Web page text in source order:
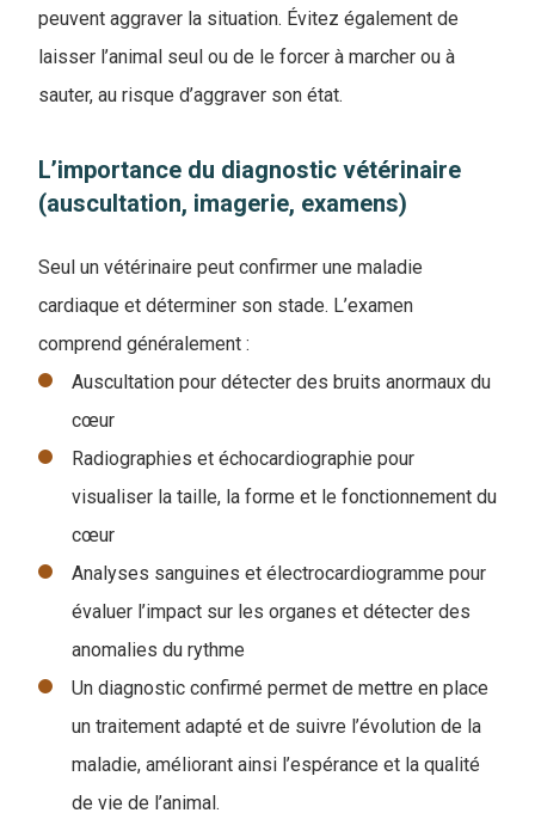
peuvent aggraver la situation. Évitez également de
laisser l’animal seul ou de le forcer à marcher ou à
sauter, au risque d’aggraver son état.
L’importance du diagnostic vétérinaire
(auscultation, imagerie, examens)
Seul un vétérinaire peut confirmer une maladie
cardiaque et déterminer son stade. L’examen
comprend généralement :
Auscultation pour détecter des bruits anormaux du
cœur
Radiographies et échocardiographie pour
visualiser la taille, la forme et le fonctionnement du
cœur
Analyses sanguines et électrocardiogramme pour
évaluer l’impact sur les organes et détecter des
anomalies du rythme
Un diagnostic confirmé permet de mettre en place
un traitement adapté et de suivre l’évolution de la
maladie, améliorant ainsi l’espérance et la qualité
de vie de l’animal.